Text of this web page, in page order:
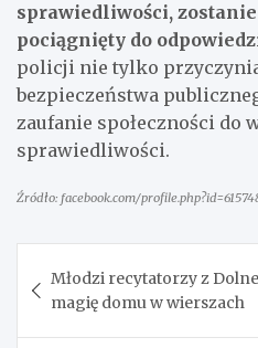
sprawiedliwości,
pociągnięty do
policji nie tylko
bezpieczeństwa
zaufanie społeczności do
sprawiedliwości.
Źródło: facebook.com/
wpisu
Młodzi recytatorzy z
magię domu w wierszach